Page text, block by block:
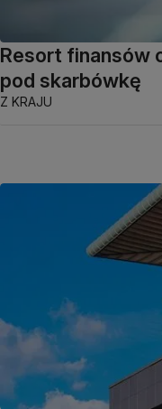
Resort finansów
pod skarbówkę
Z KRAJU